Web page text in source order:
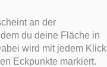
an der
du deine Fläche in
wird mit jedem Klick
Eckpunkte markiert.